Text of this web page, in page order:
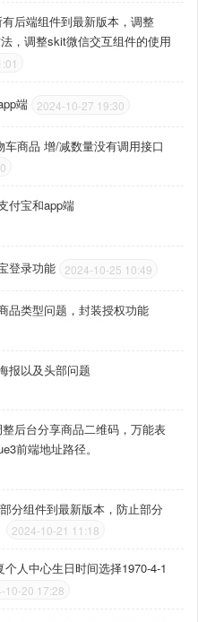
后端组件到最新版本，调整
，调整skit微信交互组件的使用
端 2024-10-27 19:30
商品 增/减数量没有调用接口
付宝和app端
登录功能 2024-10-25 10:49
品类型问题，封装授权功能
报以及头部问题
后台分享商品二维码，万能表
前端地址路径。
分组件到最新版本，防止部分
2024-10-21 11:18
人中心生日时间选择1970-4-1
10-20 17:28